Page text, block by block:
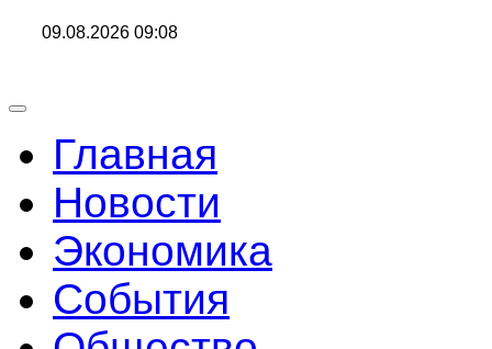
09.08.2026 09:08
Главная
Новости
Экономика
События